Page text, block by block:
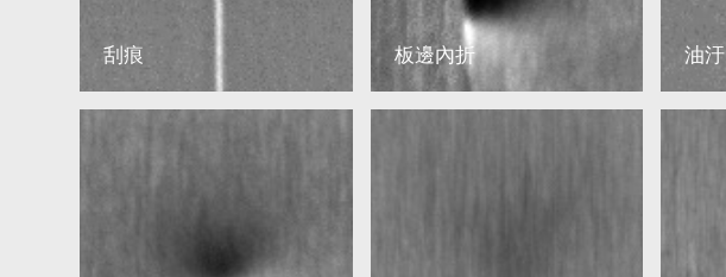
刮痕 板邊內折 油汙